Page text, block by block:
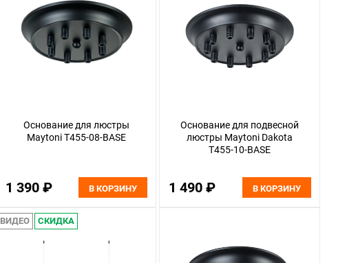
Основание для люстры
Maytoni T455-08-BASE
1 390 ₽ В КОРЗИНУ
Основание для подвесной
люстры Maytoni Dakota
T455-10-BASE
1 490 ₽ В КОРЗИНУ
ВИДЕО СКИДКА